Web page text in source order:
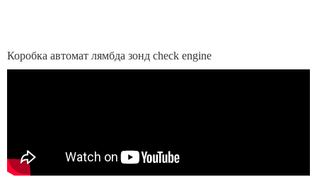
Коробка автомат лямбда зонд check engine